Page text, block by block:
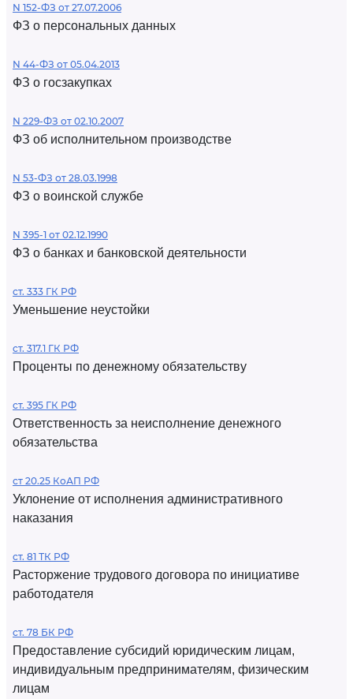
N 152-ФЗ от 27.07.2006
ФЗ о персональных данных
N 44-ФЗ от 05.04.2013
ФЗ о госзакупках
N 229-ФЗ от 02.10.2007
ФЗ об исполнительном производстве
N 53-ФЗ от 28.03.1998
ФЗ о воинской службе
N 395-1 от 02.12.1990
ФЗ о банках и банковской деятельности
ст. 333 ГК РФ
Уменьшение неустойки
ст. 317.1 ГК РФ
Проценты по денежному обязательству
ст. 395 ГК РФ
Ответственность за неисполнение денежного
обязательства
ст 20.25 КоАП РФ
Уклонение от исполнения административного
наказания
ст. 81 ТК РФ
Расторжение трудового договора по инициативе
работодателя
ст. 78 БК РФ
Предоставление субсидий юридическим лицам,
индивидуальным предпринимателям, физическим
лицам